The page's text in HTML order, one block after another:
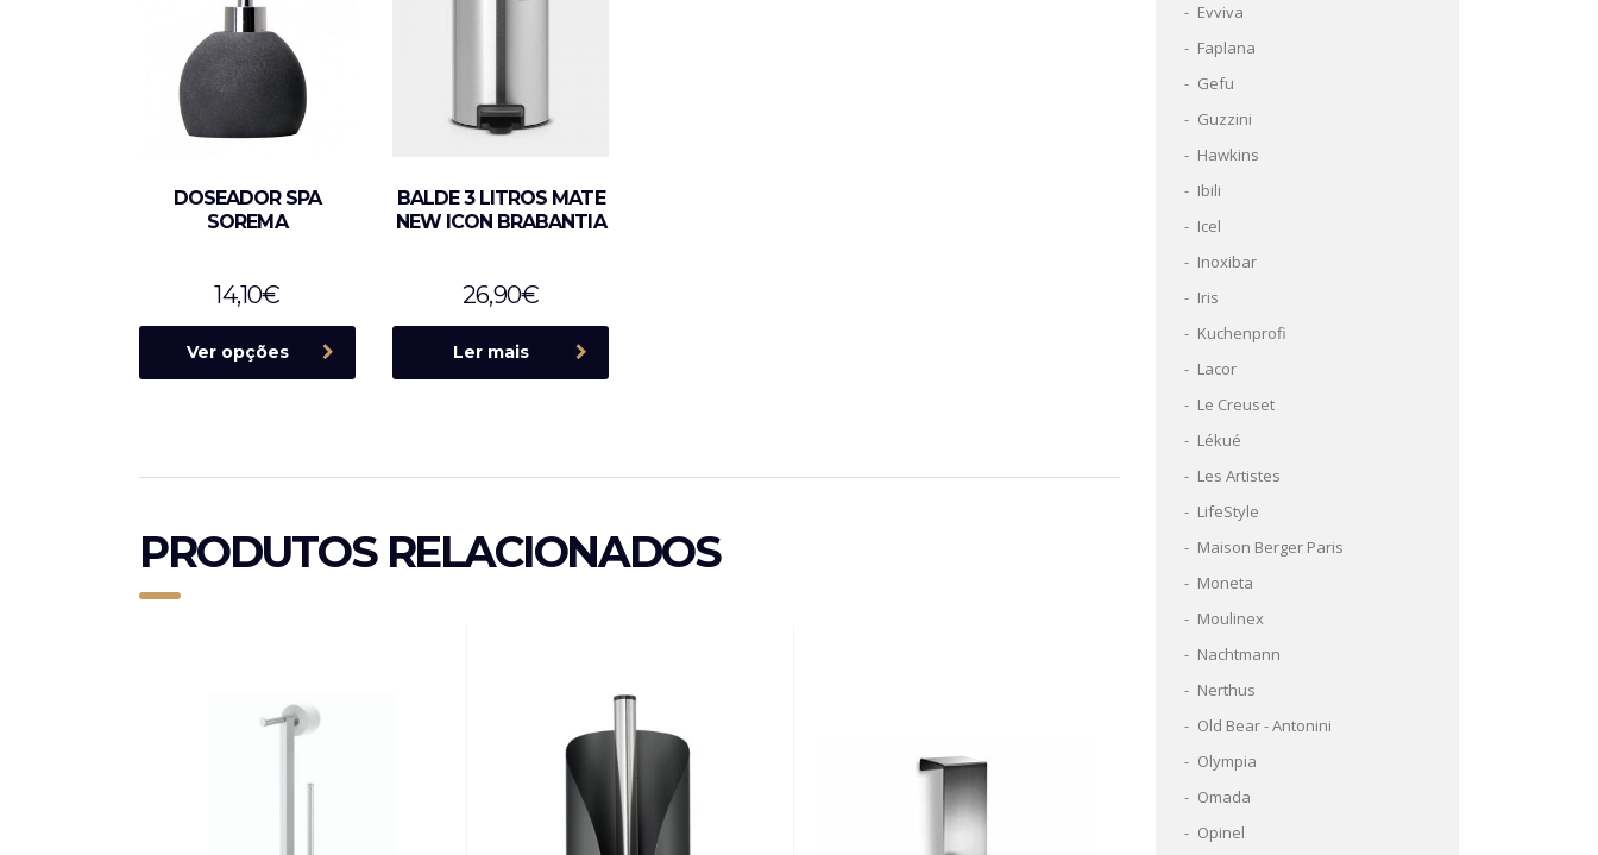
DOSEADOR SPA
SOREMA
14,10€
Ver opções
BALDE 3 LITROS MATE
NEW ICON BRABANTIA
26,90€
Ler mais
PRODUTOS RELACIONADOS
Evviva
Faplana
Gefu
Guzzini
Hawkins
Ibili
Icel
Inoxibar
Iris
Kuchenprofi
Lacor
Le Creuset
Lékué
Les Artistes
LifeStyle
Maison Berger Paris
Moneta
Moulinex
Nachtmann
Nerthus
Old Bear - Antonini
Olympia
Omada
Opinel